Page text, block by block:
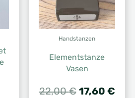
Handstanzen
Elementstanze
Vasen
22,00€ 17,60 €